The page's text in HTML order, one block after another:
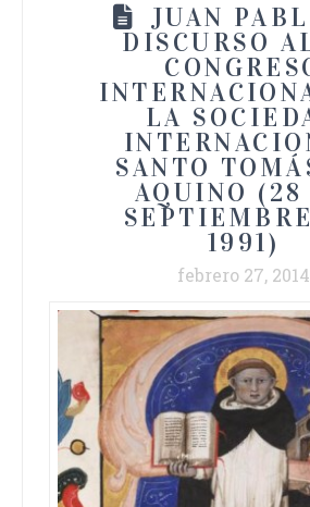
JUAN
DISCURSO
LA
SANTO
AQUINO (28
1991)
febrero 27, 2014